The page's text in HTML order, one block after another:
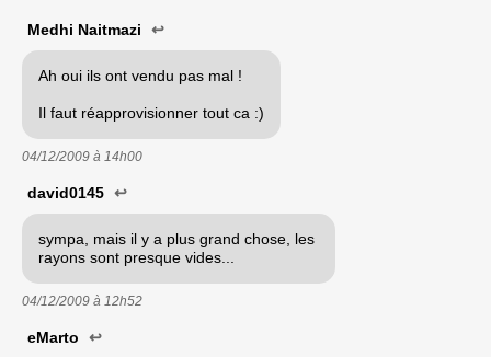
Medhi Naitmazi ↩
Ah oui ils ont vendu pas mal !
Il faut réapprovisionner tout ca :)
04/12/2009 à 14h00
david0145 ↩
sympa, mais il y a plus grand chose, les
rayons sont presque vides...
04/12/2009 à 12h52
eMarto ↩